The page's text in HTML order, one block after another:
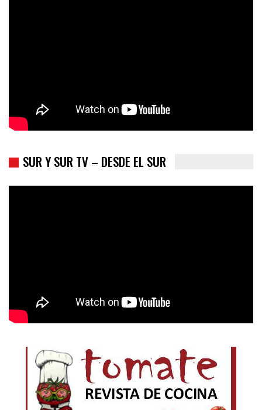
SUR Y SUR TV – DESDE EL SUR